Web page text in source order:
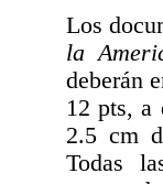
Los
la
deberán
12 pts, a
2.5 cm
Todas